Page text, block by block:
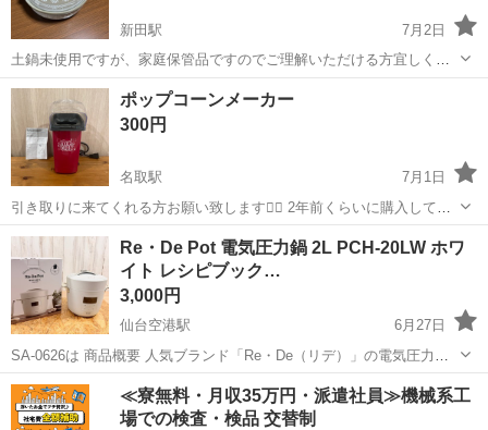
新田駅
7月2日
土鍋未使用ですが、家庭保管品ですのでご理解いただける方宜しくお
願いします。引渡し場所は場合によっては栗原市志波姫のイオンでも
可能です。
宮城 登米市 新田駅
ポップコーンメーカー
300円
名取駅
7月1日
引き取りに来てくれる方お願い致します🙇‍♀️ 2年前くらいに購入して、
数回の使用で眠っておりました物です。
宮城 名取市 キッチン家電
Re・De Pot 電気圧力鍋 2L PCH-20LW ホワ
イト レシピブック…
3,000円
仙台空港駅
6月27日
SA-0626は 商品概要 人気ブランド「Re・De（リデ）」の電気圧力鍋
「Re・De Pot PCH-20LW」です。 容量2Lのコンパクトサイズで、1〜
3人暮らしにぴったりのモデルです。 材料を入れてボタンを押すだ
け...
宮城 岩沼市 仙台空港駅 キッチン家電
≪寮無料・月収35万円・派遣社員≫機械系工
場での検査・検品 交替制